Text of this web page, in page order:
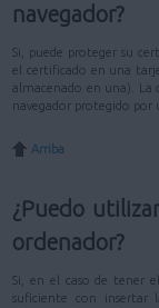
navegador?
Si, puede proteger su
el certificado en una
almacenado en una). La
navegador protegido por
Arriba
¿Puedo
ordenador?
Si, en el caso de tener
suficiente con insertar